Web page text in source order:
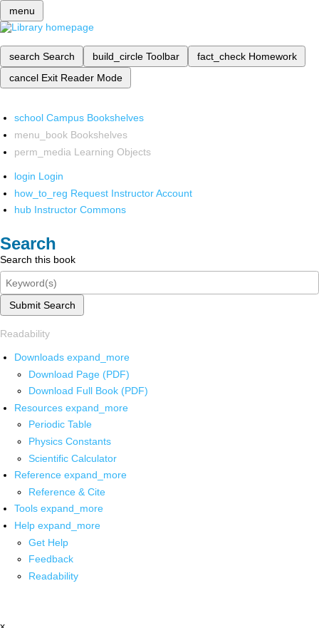
menu
search Search build_circle Toolbar fact_check Homework
cancel Exit Reader Mode
school Campus Bookshelves
menu_book Bookshelves
perm_media Learning Objects
login Login
how_to_reg Request Instructor Account
hub Instructor Commons
Search
Search this book
Submit Search
Readability
Downloads expand_more
Download Page (PDF)
Download Full Book (PDF)
Resources expand_more
Periodic Table
Physics Constants
Scientific Calculator
Reference expand_more
Reference & Cite
Tools expand_more
Help expand_more
Get Help
Feedback
Readability